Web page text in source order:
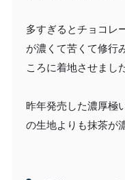
多すぎるとチョコレ
が濃くて苦くて修行
ころに着地させまし
昨年発売した濃厚極
の生地よりも抹茶が